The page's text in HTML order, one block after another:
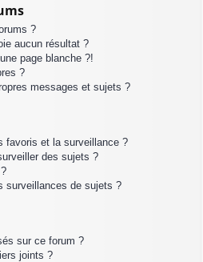
?
aucun résultat ?
page blanche ?!
?
messages et sujets ?
favoris et la surveillance ?
des sujets ?
surveillances de sujets ?
sur ce forum ?
joints ?